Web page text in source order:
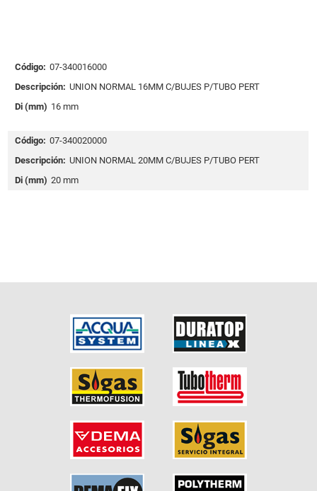
Código: 07-340016000
Descripción: UNION NORMAL 16MM C/BUJES P/TUBO PERT
Di (mm) 16 mm
Código: 07-340020000
Descripción: UNION NORMAL 20MM C/BUJES P/TUBO PERT
Di (mm) 20 mm